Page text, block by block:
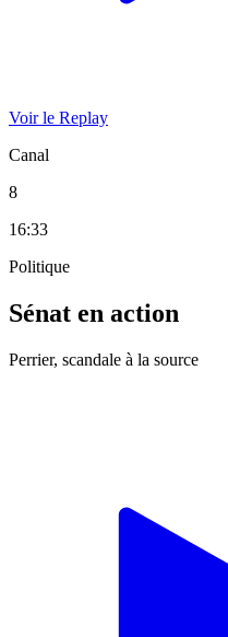
Voir le Replay
Canal
8
16:33
Politique
Sénat en action
Perrier, scandale à la source